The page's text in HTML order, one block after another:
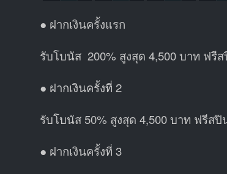
● ฝากเงินครั้งแรก
รับโบนัส 200% สูงสุด 4,500 บาท ฟรีส
● ฝากเงินครั้งที่ 2
รับโบนัส 50% สูงสุด 4,500 บาท ฟรีสปิ
● ฝากเงินครั้งที่ 3